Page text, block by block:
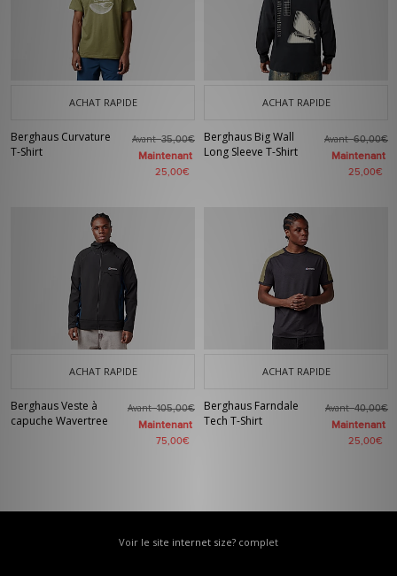
ACHAT RAPIDE
Berghaus Curvature
T-Shirt
Avant35,00€
Maintenant
25,00€
ACHAT RAPIDE
Berghaus Big Wall
Long Sleeve T-Shirt
Avant60,00€
Maintenant
25,00€
ACHAT RAPIDE
Berghaus Veste à
capuche Wavertree
Avant105,00€
Maintenant
75,00€
ACHAT RAPIDE
Berghaus Farndale
Tech T-Shirt
Avant40,00€
Maintenant
25,00€
Voir le site internet size? complet